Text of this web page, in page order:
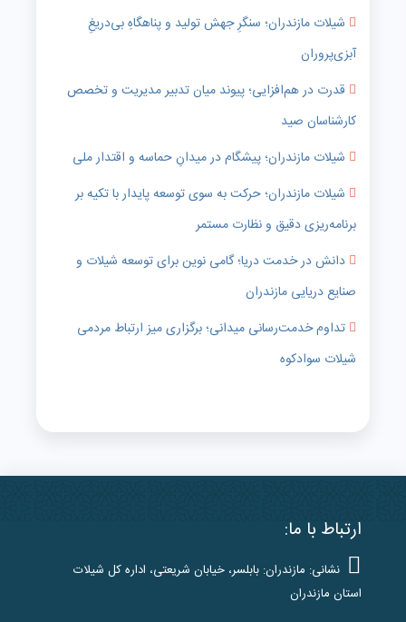
شیلات مازندران؛ سنگرِ جهش تولید و پناهگاهِ بی‌دریغِ
آبزی‌پروران
قدرت در هم‌افزایی؛ پیوند میان تدبیر مدیریت و تخصص
کارشناسان صید
شیلات مازندران؛ پیشگام در میدانِ حماسه و اقتدار ملی
شیلات مازندران؛ حرکت به سوی توسعه پایدار با تکیه بر
برنامه‌ریزی دقیق و نظارت مستمر
دانش در خدمت دریا؛ گامی نوین برای توسعه شیلات و
صنایع دریایی مازندران
تداوم خدمت‌رسانی میدانی؛ برگزاری میز ارتباط مردمی
شیلات سوادکوه
ارتباط با ما:
نشانی: مازندران: بابلسر، خیابان شریعتی، اداره کل شیلات
استان مازندران